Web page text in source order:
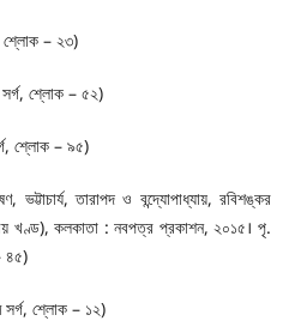
– ২৩)
শ্লোক – ৫২)
শ্লোক – ৯৫)
ভট্টাচার্য, তারাপদ ও বন্দ্যোপাধ্যায়, রবিশঙ্কর
খণ্ড), কলকাতা : নবপত্র প্রকাশন, ২০১৫। পৃ.
৪৫)
শ্লোক – ১২)